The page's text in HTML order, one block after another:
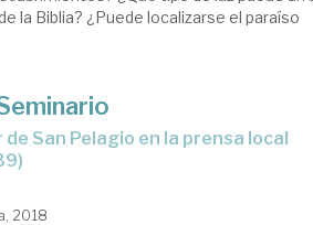
la Biblia? ¿Puede localizarse el paraíso
2018